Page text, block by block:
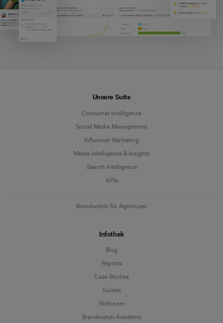
Unsere Suite
Consumer Intelligence
Social Media Management
Influencer Marketing
Media Intelligence & Insights
Search Intelligence
APIs
Brandwatch für Agenturen
Infothek
Blog
Reports
Case Studies
Guides
Webinare
Brandwatch Academy